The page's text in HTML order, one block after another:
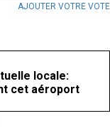
AJOUTER VOTRE VOTE
locale:
cet aéroport